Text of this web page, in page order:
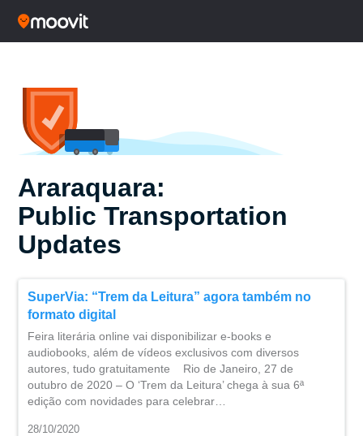
Araraquara:
Public Transportation
Updates
SuperVia: “Trem da Leitura” agora também no
formato digital
Feira literária online vai disponibilizar e-books e
audiobooks, além de vídeos exclusivos com diversos
autores, tudo gratuitamente Rio de Janeiro, 27 de
outubro de 2020 – O ‘Trem da Leitura’ chega à sua 6ª
edição com novidades para celebrar…
28/10/2020